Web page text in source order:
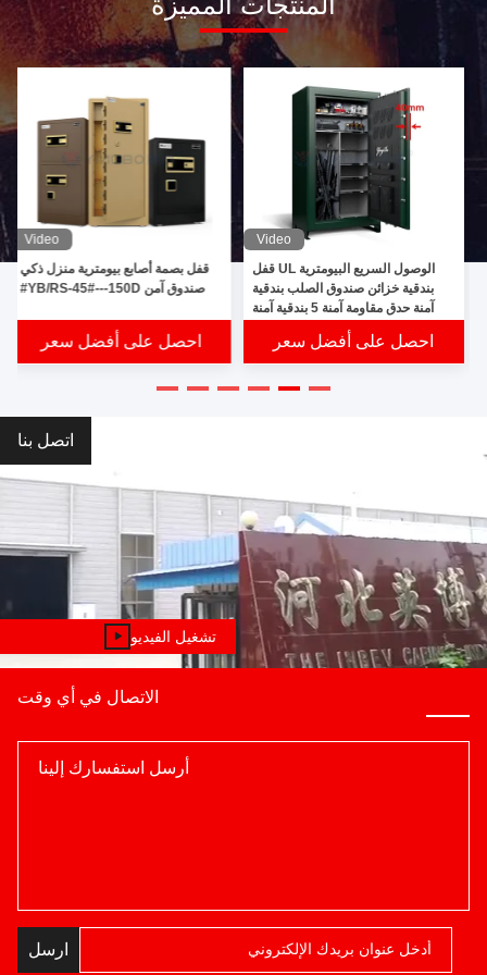
partners' pre-
sale plans,
high-definition
photos, lifetime
technical
support
+
خدمة الزبائن
Video
الوصول السريع البيومترية UL قفل
بندقية خزائن صندوق الصلب بندقية
آمنة حدق مقاومة آمنة 5 بندقية آمنة
احصل على أفضل سعر
Video
قفل بصمة أصابع بيومترية منزل ذكي
صندوق آمن YB/RS-45#---150D#
احصل على أفضل سعر
اتصل بنا
تشغيل الفيديو
الاتصال في أي وقت
ارسل